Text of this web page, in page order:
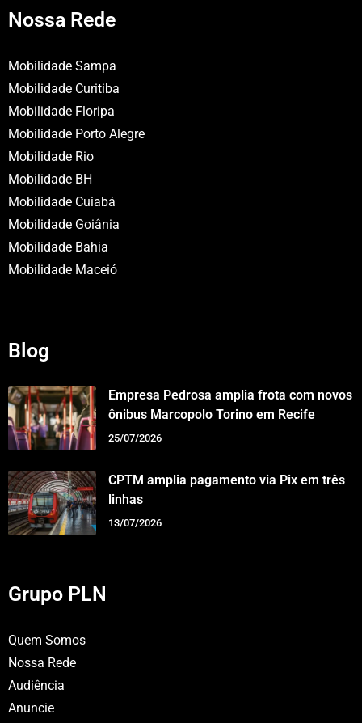
Nossa Rede
Mobilidade Sampa
Mobilidade Curitiba
Mobilidade Floripa
Mobilidade Porto Alegre
Mobilidade Rio
Mobilidade BH
Mobilidade Cuiabá
Mobilidade Goiânia
Mobilidade Bahia
Mobilidade Maceió
Blog
Empresa Pedrosa amplia frota com novos
ônibus Marcopolo Torino em Recife
25/07/2026
CPTM amplia pagamento via Pix em três
linhas
13/07/2026
Grupo PLN
Quem Somos
Nossa Rede
Audiência
Anuncie